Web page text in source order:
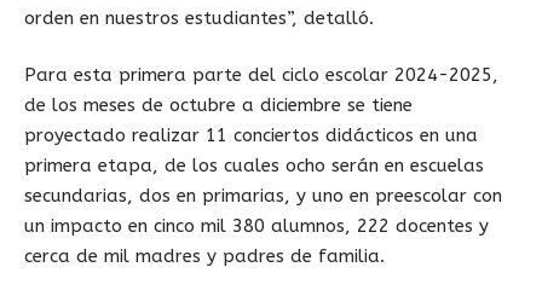
orden en nuestros estudiantes”, detalló.
Para esta primera parte del ciclo escolar 2024-2025,
de los meses de octubre a diciembre se tiene
proyectado realizar 11 conciertos didácticos en una
primera etapa, de los cuales ocho serán en escuelas
secundarias, dos en primarias, y uno en preescolar con
un impacto en cinco mil 380 alumnos, 222 docentes y
cerca de mil madres y padres de familia.